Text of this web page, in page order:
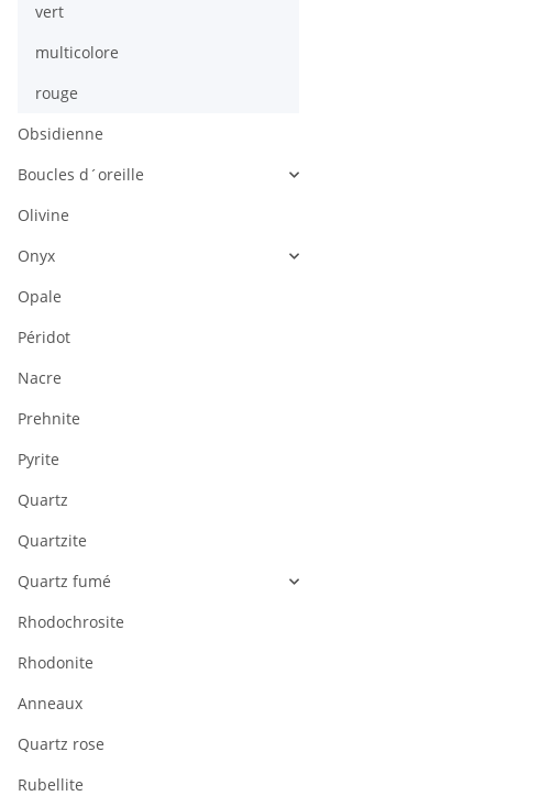
vert
multicolore
rouge
Obsidienne
Boucles d´oreille
Olivine
Onyx
Opale
Péridot
Nacre
Prehnite
Pyrite
Quartz
Quartzite
Quartz fumé
Rhodochrosite
Rhodonite
Anneaux
Quartz rose
Rubellite